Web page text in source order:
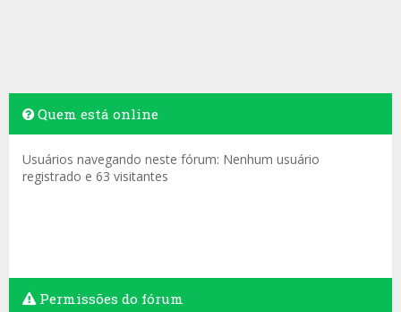
Quem está online
Usuários navegando neste fórum: Nenhum usuário
registrado e 63 visitantes
Permissões do fórum